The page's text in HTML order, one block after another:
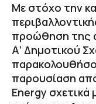
Με στόχο την
προώθηση της
Α’ Δημοτικού
παρουσίαση
Energy σχετικά